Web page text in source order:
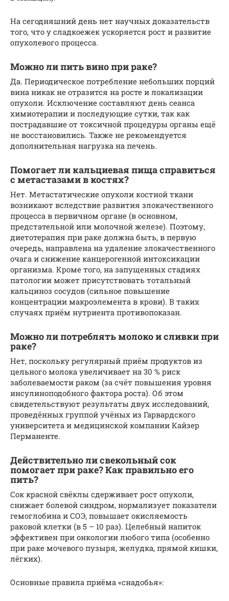
На сегодняшний день нет научных доказательств
того, что у сладкоежек ускоряется рост и развитие
опухолевого процесса.
Можно ли пить вино при раке?
Да. Периодическое потребление небольших порций
вина никак не отразится на росте и локализации
опухоли. Исключение составляют день сеанса
химиотерапии и последующие сутки, так как
пострадавшие от токсичной процедуры органы ещё
не восстановились. Также не рекомендуется
дополнительная нагрузка на печень.
Помогает ли кальциевая пища справиться
с метастазами в костях?
Нет. Метастатические опухоли костной ткани
возникают вследствие развития злокачественного
процесса в первичном органе (в основном,
предстательной или молочной железе). Поэтому,
диетотерапия при раке должна быть, в первую
очередь, направлена на удаление злокачественного
очага и снижение канцерогенной интоксикации
организма. Кроме того, на запущенных стадиях
патологии может присутствовать тотальный
кальциноз сосудов (сильное повышение
концентрации макроэлемента в крови). В таких
случаях приём нутриента противопоказан.
Можно ли потреблять молоко и сливки при
раке?
Нет, поскольку регулярный приём продуктов из
цельного молока увеличивает на 30 % риск
заболеваемости раком (за счёт повышения уровня
инсулиноподобного фактора роста). Об этом
свидетельствуют результаты двух исследований,
проведённых группой учёных из Гарвардского
университета и медицинской компании Кайзер
Перманенте.
Действительно ли свекольный сок
помогает при раке? Как правильно его
пить?
Сок красной свёклы сдерживает рост опухоли,
снижает болевой синдром, нормализует показатели
гемоглобина и СОЭ, повышает окисляемость
раковой клетки (в 5 – 10 раз). Целебный напиток
эффективен при онкологии любого типа (особенно
при раке мочевого пузыря, желудка, прямой кишки,
лёгких).
Основные правила приёма «снадобья»: